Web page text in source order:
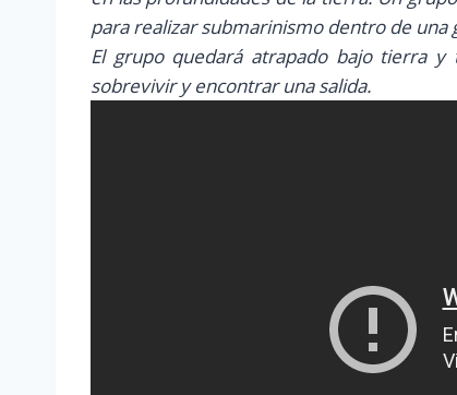
para realizar submarinismo dentro de una
El grupo quedará atrapado bajo tierra
sobrevivir y encontrar una salida.